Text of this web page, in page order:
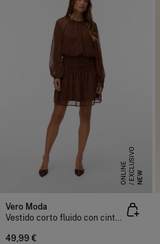
NEW
E
X
C
L
US
I
V
O
O
N
L
I
N
E
Vero Moda
Vestido corto fluido con cintura drapeada
49,99 €